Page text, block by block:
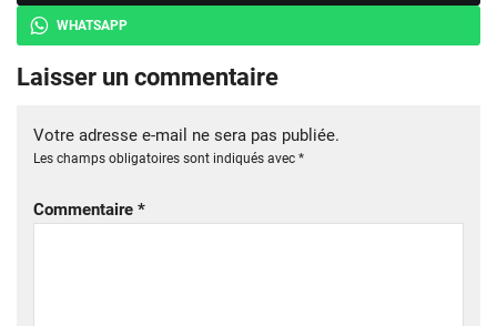
WHATSAPP
Laisser un commentaire
Votre adresse e-mail ne sera pas publiée.
Les champs obligatoires sont indiqués avec *
Commentaire *